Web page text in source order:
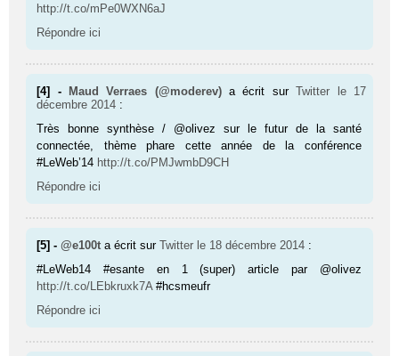
http://t.co/mPe0WXN6aJ
Répondre ici
[4] - Maud Verraes (@moderev) a écrit surTwitter
le 17
décembre 2014 :
Très bonne synthèse / @olivez sur le futur de la santé
connectée, thème phare cette année de la conférence
#LeWeb’14 http://t.co/PMJwmbD9CH
Répondre ici
[5] -@e100t a écrit surTwitter le 18 décembre 2014 :
#LeWeb14 #esante en 1 (super) article par @olivez
http://t.co/LEbkruxk7A #hcsmeufr
Répondre ici